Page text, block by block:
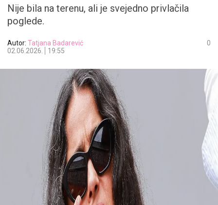
Nije bila na terenu, ali je svejedno privlačila
poglede.
Autor: Tatjana Badarević
02.06.2026.
19:55
0